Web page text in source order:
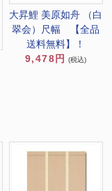
大昇鯉 美原如舟 （白
翠会）尺幅 【全品
送料無料】！
9,478円
(税込)